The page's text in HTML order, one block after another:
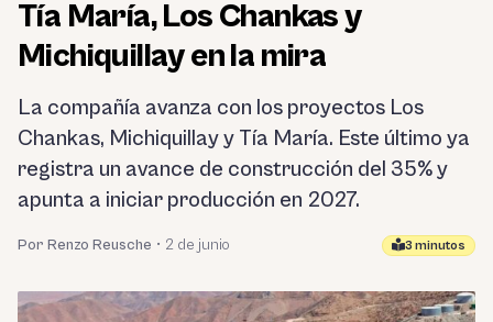
Tía María, Los Chankas y
Michiquillay en la mira
La compañía avanza con los proyectos Los
Chankas, Michiquillay y Tía María. Este último ya
registra un avance de construcción del 35% y
apunta a iniciar producción en 2027.
Por Renzo Reusche • 2 de junio 3 minutos